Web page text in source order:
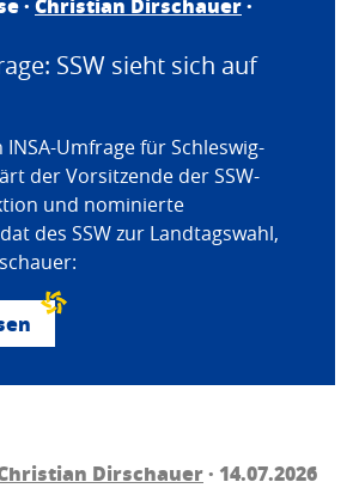
SSW sieht sich auf
Umfrage für Schleswig-
der Vorsitzende der SSW-
und nominierte
des SSW zur Landtagswahl,
Dirschauer· 14.07.2026